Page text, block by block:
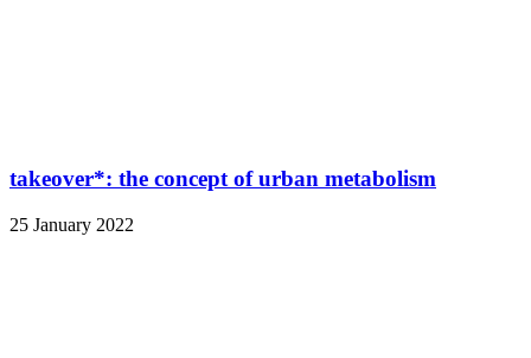
takeover*: the concept of urban metabolism
25 January 2022